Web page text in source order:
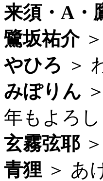
来須・A・
鷺坂祐介
やひろ ＞
みぽりん
年もよろ
玄霧弦耶
青狸＞ あ